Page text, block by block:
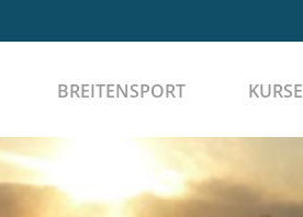
BREITENSPORT KURSE